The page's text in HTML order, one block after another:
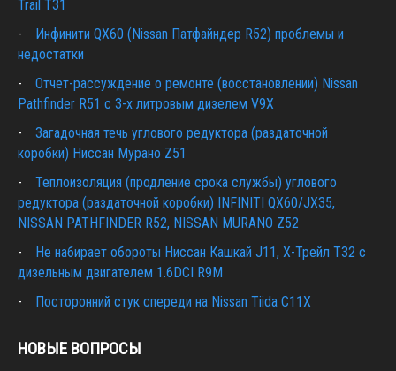
Trail T31
Инфинити QX60 (Nissan Патфайндер R52) проблемы и
недостатки
Отчет-рассуждение о ремонте (восстановлении) Nissan
Pathfinder R51 c 3-х литровым дизелем V9X
Загадочная течь углового редуктора (раздаточной
коробки) Ниссан Мурано Z51
Теплоизоляция (продление срока службы) углового
редуктора (раздаточной коробки) INFINITI QX60/JX35,
NISSAN PATHFINDER R52, NISSAN MURANO Z52
Не набирает обороты Ниссан Кашкай J11, Х-Трейл T32 с
дизельным двигателем 1.6DCI R9M
Посторонний стук спереди на Nissan Tiida C11X
НОВЫЕ ВОПРОСЫ